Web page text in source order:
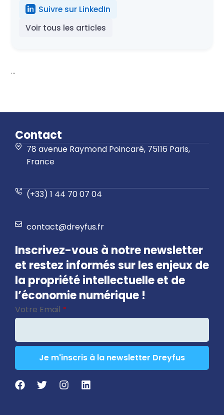
Suivre sur LinkedIn
Voir tous les articles
...
Contact
78 avenue Raymond Poincaré, 75116 Paris,
France
(+33) 1 44 70 07 04
contact@dreyfus.fr
Inscrivez-vous à notre newsletter
et restez informés sur les enjeux de
la propriété intellectuelle et de
l’économie numérique !
Votre Email *
Je m'inscris à la newsletter Dreyfus
Phone